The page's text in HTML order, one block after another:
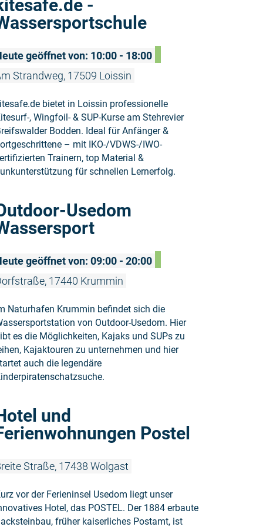
-
geöffnet von: 10:00 - 18:00
Strandweg, 17509 Loissin
bietet in Loissin professionelle
, Wingfoil- & SUP-Kurse am Stehrevier
Bodden. Ideal für Anfänger &
– mit IKO-/VDWS-/IWO-
Trainern, top Material &
für schnellen Lernerfolg.
Usedom
geöffnet von: 09:00 - 20:00
17440 Krummin
Naturhafen Krummin befindet sich die
von Outdoor-Usedom. Hier
es die Möglichkeiten, Kajaks und SUPs zu
Kajaktouren zu unternehmen und hier
auch die legendäre
und
Postel
Straße, 17438 Wolgast
vor der Ferieninsel Usedom liegt unser
Hotel, das POSTEL. Der 1884 erbaute
früher kaiserliches Postamt, ist